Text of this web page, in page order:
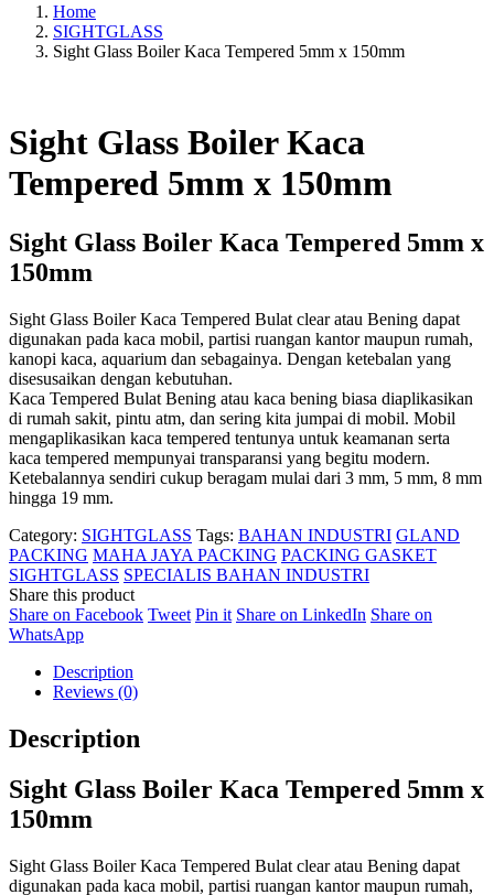
Home
SIGHTGLASS
Sight Glass Boiler Kaca Tempered 5mm x 150mm
Sight Glass Boiler Kaca
Tempered 5mm x 150mm
Sight Glass Boiler Kaca Tempered 5mm x
150mm
Sight Glass Boiler Kaca Tempered Bulat clear atau Bening dapat
digunakan pada kaca mobil, partisi ruangan kantor maupun rumah,
kanopi kaca, aquarium dan sebagainya. Dengan ketebalan yang
disesusaikan dengan kebutuhan.
Kaca Tempered Bulat Bening atau kaca bening biasa diaplikasikan
di rumah sakit, pintu atm, dan sering kita jumpai di mobil. Mobil
mengaplikasikan kaca tempered tentunya untuk keamanan serta
kaca tempered mempunyai transparansi yang begitu modern.
Ketebalannya sendiri cukup beragam mulai dari 3 mm, 5 mm, 8 mm
hingga 19 mm.
Category: SIGHTGLASS Tags: BAHAN INDUSTRI GLAND
PACKING MAHA JAYA PACKING PACKING GASKET
SIGHTGLASS SPECIALIS BAHAN INDUSTRI
Share this product
Share on FacebookShare
TweetShare
Pin itShare
Share on LinkedIn Share
Share on
WhatsAppShare
WhatsApp
Description
Reviews (0)
Description
Sight Glass Boiler Kaca Tempered 5mm x
150mm
Sight Glass Boiler Kaca Tempered Bulat clear atau Bening dapat
digunakan pada kaca mobil, partisi ruangan kantor maupun rumah,